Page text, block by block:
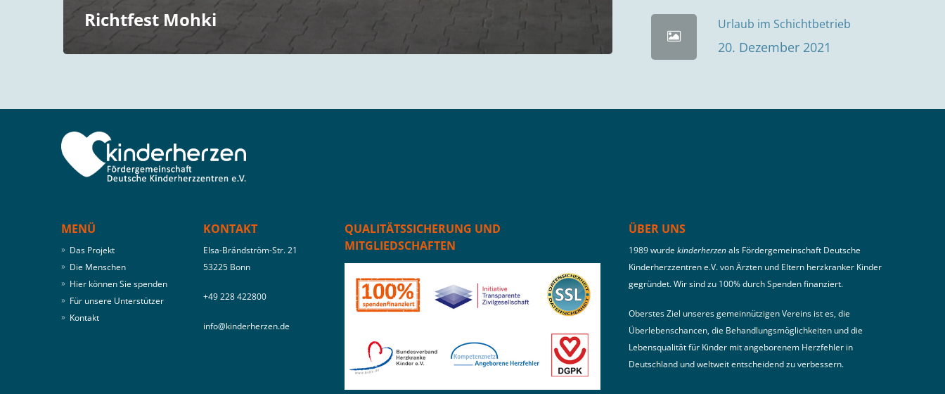
Richtfest Mohki Urlaub im Schichtbetrieb
20. Dezember 2021
MENÜ
Das Projekt
Die Menschen
Hier können Sie spenden
Für unsere Unterstützer
Kontakt
KONTAKT
Elsa-Brändström-Str. 21
53225 Bonn
‭+49 228 422800‬
info@kinderherzen.de
QUALITÄTSSICHERUNG UND
MITGLIEDSCHAFTEN
ÜBER UNS
1989 wurdekinderherzenals Fördergemeinschaft Deutsche
Kinderherzzentren e.V. von Ärzten und Eltern herzkranker Kinder
gegründet. Wir sind zu 100% durch Spenden finanziert.
Oberstes Ziel unseres gemeinnützigen Vereins ist es, die
Überlebenschancen, die Behandlungsmöglichkeiten und die
Lebensqualität für Kinder mit angeborenem Herzfehler in
Deutschland und weltweit entscheidend zu verbessern.